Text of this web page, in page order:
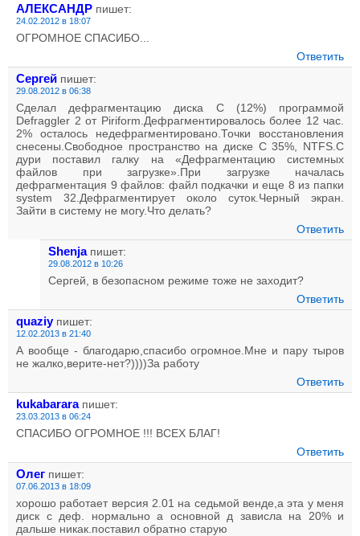
АЛЕКСАНДР пишет:
24.02.2012 в 18:07
ОГРОМНОЕ СПАСИБО...
Ответить
Cергей пишет:
29.08.2012 в 06:38
Сделал дефрагментацию диска C (12%) программой
Defraggler 2 от Piriform.Дефрагментировалось более 12 час.
2% осталось недефрагментировано.Точки восстановления
снесены.Свободное пространство на диске С 35%, NTFS.С
дури поставил галку на «Дефрагментацию системных
файлов при загрузке».При загрузке началась
дефрагментация 9 файлов: файл подкачки и еще 8 из папки
system 32.Дефрагментирует около суток.Черный экран.
Зайти в систему не могу.Что делать?
Ответить
Shenja пишет:
29.08.2012 в 10:26
Cергей, в безопасном режиме тоже не заходит?
Ответить
quaziy пишет:
12.02.2013 в 21:40
А вообще - благодарю,спасибо огромное.Мне и пару тыров
не жалко,верите-нет?))))За работу
Ответить
kukabarara пишет:
23.03.2013 в 06:24
СПАСИБО ОГРОМНОЕ !!! ВСЕХ БЛАГ!
Ответить
Олег пишет:
07.06.2013 в 18:09
хорошо работает версия 2.01 на седьмой венде,а эта у меня
диск с деф. нормально а основной д зависла на 20% и
дальше никак.поставил обратно старую